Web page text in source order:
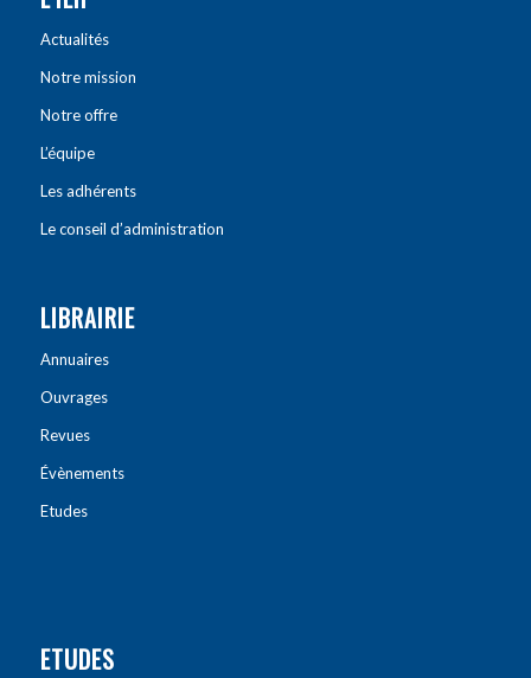
Actualités
Notre mission
Notre offre
L’équipe
Les adhérents
Le conseil d’administration
LIBRAIRIE
Annuaires
Ouvrages
Revues
Évènements
Etudes
ETUDES